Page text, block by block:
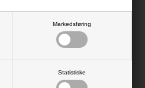
Markedsføring
Statistiske